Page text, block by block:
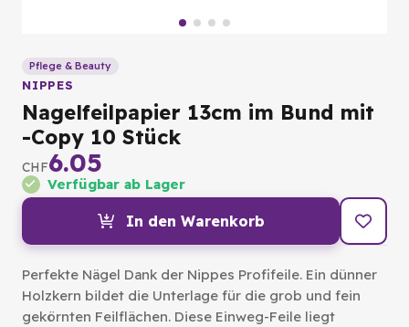
Pflege & Beauty
NIPPES
Nagelfeilpapier 13cm im Bund mit
-Copy 10 Stück
CHF6.05
Verfügbar ab Lager
In den Warenkorb
Perfekte Nägel Dank der Nippes Profifeile. Ein dünner
Holzkern bildet die Unterlage für die grob und fein
gekörnten Feilflächen. Diese Einweg-Feile liegt